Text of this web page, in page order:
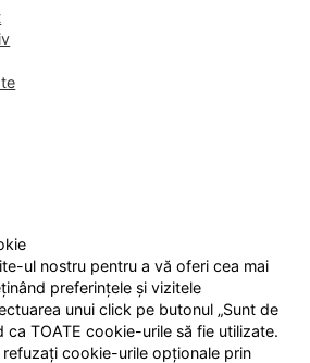
ul nostru pentru a vă oferi cea mai
preferințele și vizitele
unui click pe butonul „Sunt de
ca TOATE cookie-urile să fie utilizate.
refuzați cookie-urile opționale prin